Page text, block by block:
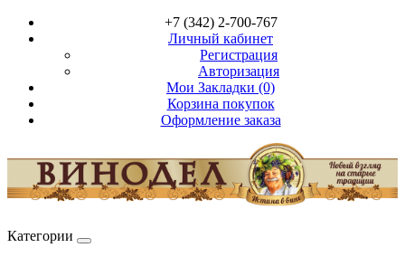
+7 (342) 2-700-767
Личный кабинет
Регистрация
Авторизация
Мои Закладки (0)
Корзина покупок
Оформление заказа
Категории